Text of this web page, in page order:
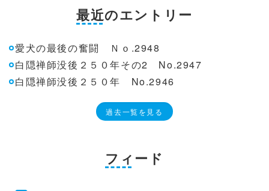
最近のエントリー
愛犬の最後の奮闘 Ｎｏ.2948
白隠禅師没後２５０年その2 No.2947
白隠禅師没後２５０年 No.2946
過去一覧を見る
フィード